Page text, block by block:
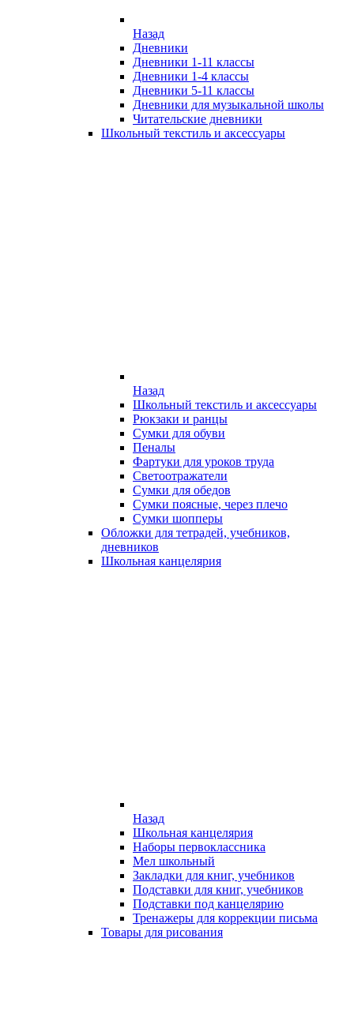
Назад
Дневники
Дневники 1-11 классы
Дневники 1-4 классы
Дневники 5-11 классы
Дневники для музыкальной школы
Читательские дневники
Школьный текстиль и аксессуары
Назад
Школьный текстиль и аксессуары
Рюкзаки и ранцы
Сумки для обуви
Пеналы
Фартуки для уроков труда
Светоотражатели
Сумки для обедов
Сумки поясные, через плечо
Сумки шопперы
Обложки для тетрадей, учебников,
дневников
Школьная канцелярия
Назад
Школьная канцелярия
Наборы первоклассника
Мел школьный
Закладки для книг, учебников
Подставки для книг, учебников
Подставки под канцелярию
Тренажеры для коррекции письма
Товары для рисования